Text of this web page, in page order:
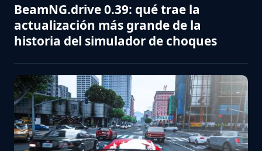
BeamNG.drive 0.39: qué trae la
actualización más grande de la
historia del simulador de choques